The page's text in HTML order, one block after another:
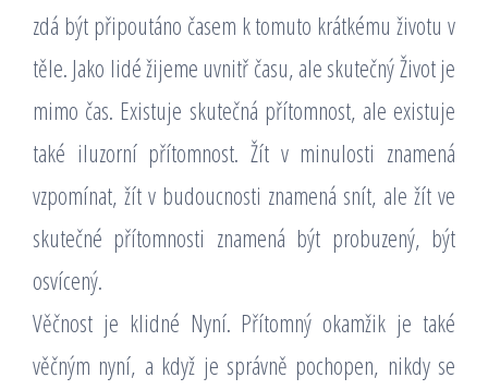
zdá být připoutáno časem k tomuto krátkému životu v
těle. Jako lidé žijeme uvnitř času, ale skutečný Život je
mimo čas. Existuje skutečná přítomnost, ale existuje
také iluzorní přítomnost. Žít v minulosti znamená
vzpomínat, žít v budoucnosti znamená snít, ale žít ve
skutečné přítomnosti znamená být probuzený, být
osvícený.
Věčnost je klidné Nyní. Přítomný okamžik je také
věčným nyní, a když je správně pochopen, nikdy se